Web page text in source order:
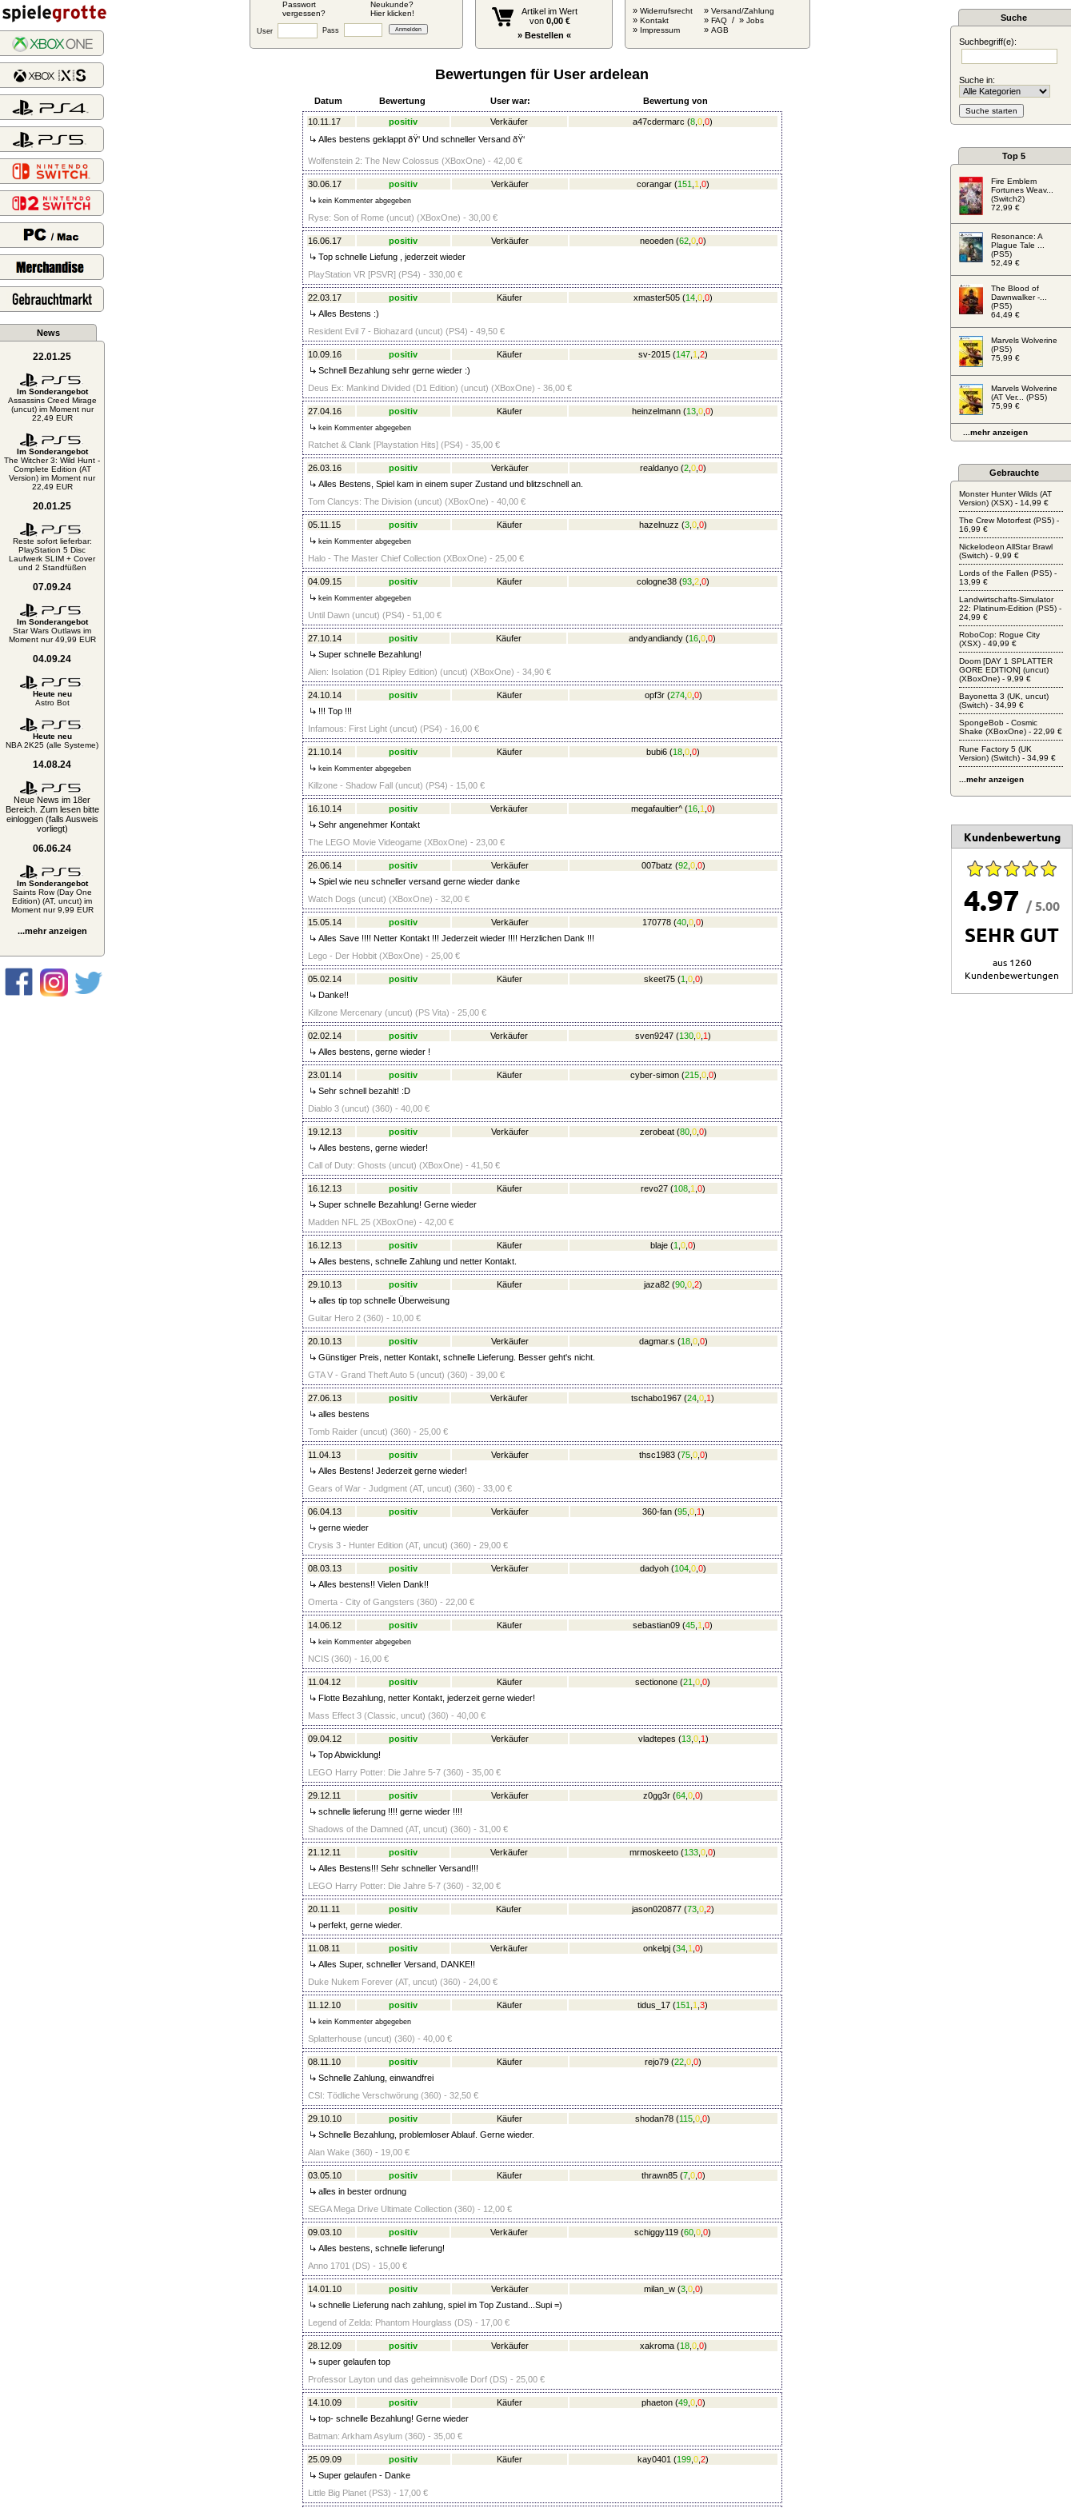
Passwort
vergessen?
Neukunde?
Hier klicken!
User Pass
Artikel im Wert
von 0,00 €
» Bestellen «
» Widerrufsrecht
» Kontakt
» Impressum
» Versand/Zahlung
» FAQ / » Jobs
» AGB
News
22.01.25
Im Sonderangebot
Assassins Creed Mirage
(uncut) im Moment nur
22,49 EUR
Im Sonderangebot
The Witcher 3: Wild Hunt -
Complete Edition (AT
Version) im Moment nur
22,49 EUR
20.01.25
Reste sofort lieferbar:
PlayStation 5 Disc
Laufwerk SLIM + Cover
und 2 Standfüßen
07.09.24
Im Sonderangebot
Star Wars Outlaws im
Moment nur 49,99 EUR
04.09.24
Heute neu
Astro Bot
Heute neu
NBA 2K25 (alle Systeme)
14.08.24
Neue News im 18er
Bereich. Zum lesen bitte
einloggen (falls Ausweis
vorliegt)
06.06.24
Im Sonderangebot
Saints Row (Day One
Edition) (AT, uncut) im
Moment nur 9,99 EUR
...mehr anzeigen
Bewertungen für User ardelean
Datum Bewertung User war: Bewertung von
10.11.17 positiv Verkäufer a47cdermarc (8 0 0)
Alles bestens geklappt ðŸ‘ Und schneller Versand ðŸ‘
Wolfenstein 2: The New Colossus (XBoxOne) - 42,00 €
30.06.17 positiv Verkäufer corangar (151 1 0)
kein Kommenter abgegeben
Ryse: Son of Rome (uncut) (XBoxOne) - 30,00 €
16.06.17 positiv Verkäufer neoeden (62 0 0)
Top schnelle Liefung , jederzeit wieder
PlayStation VR [PSVR] (PS4) - 330,00 €
22.03.17 positiv Käufer xmaster505 (14, 0, 0)
Alles Bestens :)
Resident Evil 7 - Biohazard (uncut) (PS4) - 49,50 €
10.09.16 positiv Käufer sv-2015 (147 1 2)
Schnell Bezahlung sehr gerne wieder :)
Deus Ex: Mankind Divided (D1 Edition) (uncut) (XBoxOne) - 36,00 €
27.04.16 positiv Käufer heinzelmann (13 0 0)
kein Kommenter abgegeben
Ratchet & Clank [Playstation Hits] (PS4) - 35,00 €
26.03.16 positiv Verkäufer realdanyo (2 0 0)
Alles Bestens, Spiel kam in einem super Zustand und blitzschnell an.
Tom Clancys: The Division (uncut) (XBoxOne) - 40,00 €
05.11.15 positiv Käufer hazelnuzz (3, 0, 0)
kein Kommenter abgegeben
Halo - The Master Chief Collection (XBoxOne) - 25,00 €
04.09.15 positiv Käufer cologne38 (93, 2, 0)
kein Kommenter abgegeben
Until Dawn (uncut) (PS4) - 51,00 €
27.10.14 positiv Käufer andyandiandy (16 0 0)
Super schnelle Bezahlung!
Alien: Isolation (D1 Ripley Edition) (uncut) (XBoxOne) - 34,90 €
24.10.14 positiv Käufer opf3r (274, 0, 0)
!!! Top !!!
Infamous: First Light (uncut) (PS4) - 16,00 €
21.10.14 positiv Käufer bubi6 (18 0 0)
kein Kommenter abgegeben
Killzone - Shadow Fall (uncut) (PS4) - 15,00 €
16.10.14 positiv Verkäufer megafaultier^ (16, 1 0)
Sehr angenehmer Kontakt
The LEGO Movie Videogame (XBoxOne) - 23,00 €
26.06.14 positiv Verkäufer 007batz (92, 0, 0)
Spiel wie neu schneller versand gerne wieder danke
Watch Dogs (uncut) (XBoxOne) - 32,00 €
15.05.14 positiv Verkäufer 170778 (40 0 0)
Alles Save !!!! Netter Kontakt !!! Jederzeit wieder !!!! Herzlichen Dank !!!
Lego - Der Hobbit (XBoxOne) - 25,00 €
05.02.14 positiv Käufer skeet75 (1 0, 0)
Danke!!
Killzone Mercenary (uncut) (PS Vita) - 25,00 €
02.02.14 positiv Verkäufer sven9247 (130, 0, 1)
Alles bestens, gerne wieder !
23.01.14 positiv Käufer cyber-simon (215, 0, 0)
Sehr schnell bezahlt! :D
Diablo 3 (uncut) (360) - 40,00 €
19.12.13 positiv Verkäufer zerobeat (80, 0, 0)
Alles bestens, gerne wieder!
Call of Duty: Ghosts (uncut) (XBoxOne) - 41,50 €
16.12.13 positiv Käufer revo27 (108 1 0)
Super schnelle Bezahlung! Gerne wieder
Madden NFL 25 (XBoxOne) - 42,00 €
16.12.13 positiv Käufer blaje (1 0 0)
Alles bestens, schnelle Zahlung und netter Kontakt.
29.10.13 positiv Käufer jaza82 (90 0 2)
alles tip top schnelle Überweisung
Guitar Hero 2 (360) - 10,00 €
20.10.13 positiv Verkäufer dagmar.s (18, 0, 0)
Günstiger Preis, netter Kontakt, schnelle Lieferung. Besser geht's nicht.
GTA V - Grand Theft Auto 5 (uncut) (360) - 39,00 €
27.06.13 positiv Verkäufer tschabo1967 (24 0 1)
alles bestens
Tomb Raider (uncut) (360) - 25,00 €
11.04.13 positiv Verkäufer thsc1983 (75, 0, 0)
Alles Bestens! Jederzeit gerne wieder!
Gears of War - Judgment (AT, uncut) (360) - 33,00 €
06.04.13 positiv Verkäufer 360-fan (95 0 1)
gerne wieder
Crysis 3 - Hunter Edition (AT, uncut) (360) - 29,00 €
08.03.13 positiv Verkäufer dadyoh (104 0 0)
Alles bestens!! Vielen Dank!!
Omerta - City of Gangsters (360) - 22,00 €
14.06.12 positiv Käufer sebastian09 (45 1 0)
kein Kommenter abgegeben
NCIS (360) - 16,00 €
11.04.12 positiv Käufer sectionone (21 0 0)
Flotte Bezahlung, netter Kontakt, jederzeit gerne wieder!
Mass Effect 3 (Classic, uncut) (360) - 40,00 €
09.04.12 positiv Verkäufer vladtepes (13, 0, 1)
Top Abwicklung!
LEGO Harry Potter: Die Jahre 5-7 (360) - 35,00 €
29.12.11 positiv Verkäufer z0gg3r (64 0 0)
schnelle lieferung !!!! gerne wieder !!!!
Shadows of the Damned (AT, uncut) (360) - 31,00 €
21.12.11 positiv Verkäufer mrmoskeeto (133 0 0)
Alles Bestens!!! Sehr schneller Versand!!!
LEGO Harry Potter: Die Jahre 5-7 (360) - 32,00 €
20.11.11 positiv Käufer jason020877 (73, 0, 2)
perfekt, gerne wieder.
11.08.11 positiv Verkäufer onkelpj (34 1 0)
Alles Super, schneller Versand, DANKE!!
Duke Nukem Forever (AT, uncut) (360) - 24,00 €
11.12.10 positiv Käufer tidus_17 (151 1 3)
kein Kommenter abgegeben
Splatterhouse (uncut) (360) - 40,00 €
08.11.10 positiv Käufer rejo79 (22 0 0)
Schnelle Zahlung, einwandfrei
CSI: Tödliche Verschwörung (360) - 32,50 €
29.10.10 positiv Käufer shodan78 (115 0 0)
Schnelle Bezahlung, problemloser Ablauf. Gerne wieder.
Alan Wake (360) - 19,00 €
03.05.10 positiv Käufer thrawn85 (7, 0, 0)
alles in bester ordnung
SEGA Mega Drive Ultimate Collection (360) - 12,00 €
09.03.10 positiv Verkäufer schiggy119 (60 0 0)
Alles bestens, schnelle lieferung!
Anno 1701 (DS) - 15,00 €
14.01.10 positiv Verkäufer milan_w (3, 0, 0)
schnelle Lieferung nach zahlung, spiel im Top Zustand...Supi =)
Legend of Zelda: Phantom Hourglass (DS) - 17,00 €
28.12.09 positiv Verkäufer xakroma (18, 0, 0)
super gelaufen top
Professor Layton und das geheimnisvolle Dorf (DS) - 25,00 €
14.10.09 positiv Käufer phaeton (49, 0, 0)
top- schnelle Bezahlung! Gerne wieder
Batman: Arkham Asylum (360) - 35,00 €
25.09.09 positiv Käufer kay0401 (199, 0, 2)
Super gelaufen - Danke
Little Big Planet (PS3) - 17,00 €
Suche
Suchbegriff(e):
Suche in:
Top 5
Fire Emblem
Fortunes Weav...
(Switch2)
72,99 €
Resonance: A
Plague Tale ...
(PS5)
52,49 €
The Blood of
Dawnwalker -...
(PS5)
64,49 €
Marvels Wolverine
(PS5)
75,99 €
Marvels Wolverine
(AT Ver... (PS5)
75,99 €
...mehr anzeigen
Gebrauchte
Monster Hunter Wilds (AT
Version) (XSX) - 14,99 €
The Crew Motorfest (PS5) -
16,99 €
Nickelodeon AllStar Brawl
(Switch) - 9,99 €
Lords of the Fallen (PS5) -
13,99 €
Landwirtschafts-Simulator
22: Platinum-Edition (PS5) -
24,99 €
RoboCop: Rogue City
(XSX) - 49,99 €
Doom [DAY 1 SPLATTER
GORE EDITION] (uncut)
(XBoxOne) - 9,99 €
Bayonetta 3 (UK, uncut)
(Switch) - 34,99 €
SpongeBob - Cosmic
Shake (XBoxOne) - 22,99 €
Rune Factory 5 (UK
Version) (Switch) - 34,99 €
...mehr anzeigen
Kundenbewertung
4.97 / 5.00
SEHR GUT
aus 1260
Kundenbewertungen